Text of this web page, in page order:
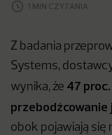
1 MIN CZYTANIA
Z badania
Systems,
wynika, że 47
przebodźcowanie
obok pojawiają się